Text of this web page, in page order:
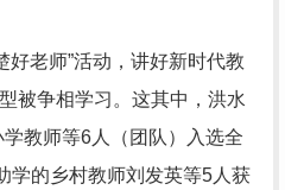
好老师”活动，讲好新时代教
被争相学习。这其中，洪水
教师等6人（团队）入选全
学的乡村教师刘发英等5人获